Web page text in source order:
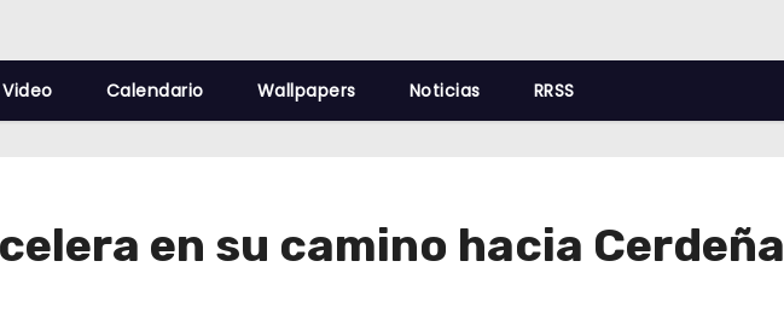
Video Calendario Wallpapers Noticias RRSS
en su camino hacia Cerdeña